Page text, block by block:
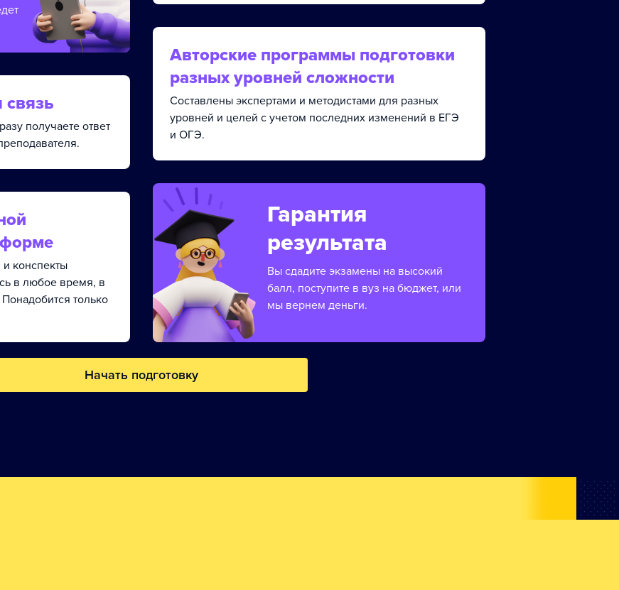
связь
получаете ответ
конспекты
в любое время, в
только
Авторские программы подготовки
разных уровней сложности
Составлены экспертами и методистами для разных
уровней и целей с учетом последних изменений в ЕГЭ
и ОГЭ.
Гарантия
результата
Вы сдадите экзамены на высокий
балл, поступите в вуз на бюджет, или
мы вернем деньги.
Начать подготовку